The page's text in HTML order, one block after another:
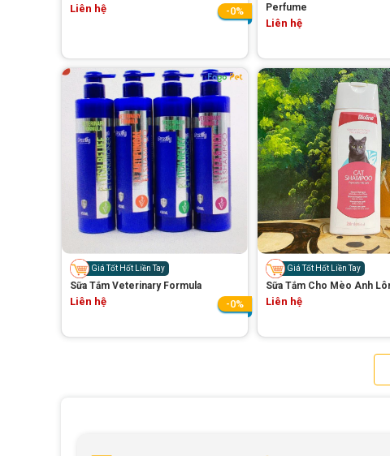
Liên hệ -0%
Perfume
Liên hệ
Giá Tốt Hốt Liền Tay
Sữa Tắm Veterinary Formula
Liên hệ -0%
Giá Tốt Hốt Liền Tay
Sữa Tắm Cho Mèo Anh
Liên hệ